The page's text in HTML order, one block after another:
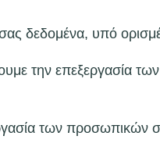
δεδομένα, υπό
την επεξεργασία
των